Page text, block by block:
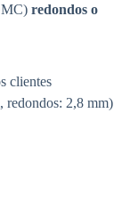
redondos o
clientes
redondos: 2,8 mm)